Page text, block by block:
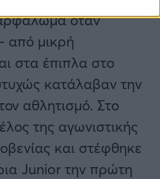
όταν
από μικρή
στα έπιπλα στο
κατάλαβαν την
αθλητισμό. Στο
της αγωνιστικής
και στέφθηκε
Junior την πρώτη